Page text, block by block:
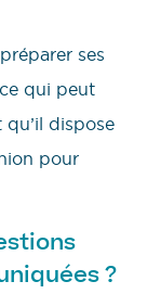
ses
qui peut
dispose
pour
?